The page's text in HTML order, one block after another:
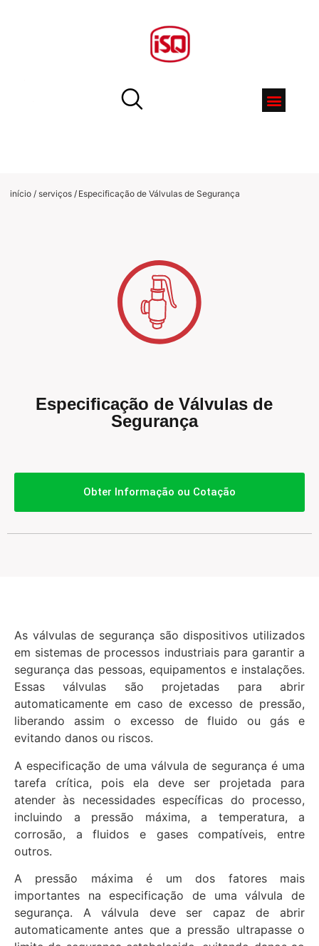
início / serviços / Especificação de Válvulas de Segurança
Especificação de Válvulas de
Segurança
Obter Informação ou Cotação
As válvulas de segurança são dispositivos utilizados
em sistemas de processos industriais para garantir a
segurança das pessoas, equipamentos e instalações.
Essas válvulas são projetadas para abrir
automaticamente em caso de excesso de pressão,
liberando assim o excesso de fluido ou gás e
evitando danos ou riscos.
A especificação de uma válvula de segurança é uma
tarefa crítica, pois ela deve ser projetada para
atender às necessidades específicas do processo,
incluindo a pressão máxima, a temperatura, a
corrosão, a fluidos e gases compatíveis, entre
outros.
A pressão máxima é um dos fatores mais
importantes na especificação de uma válvula de
segurança. A válvula deve ser capaz de abrir
automaticamente antes que a pressão ultrapasse o